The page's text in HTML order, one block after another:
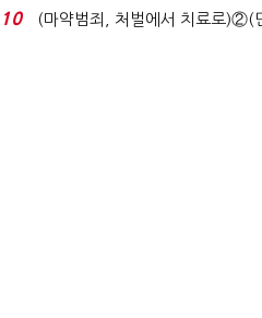
'송영길'…정청래 '한 ...
10
(마약범죄, 처벌에서 치료로)②(